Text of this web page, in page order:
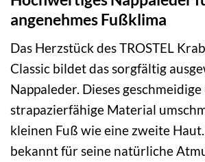
angenehmes Fußklima
Das Herzstück des TROSTEL
Classic bildet das sorgfältig
Nappaleder. Dieses
strapazierfähige Material
kleinen Fuß wie eine zweite
bekannt für seine natürliche